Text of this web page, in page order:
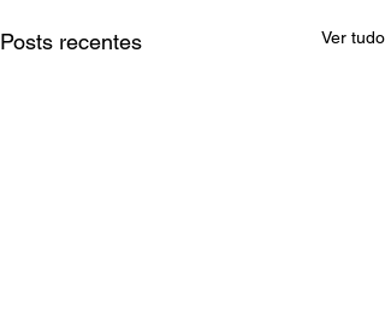
Posts recentes Ver tudo